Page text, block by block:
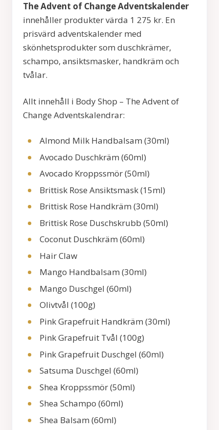
The Advent of Change Adventskalender
innehåller produkter värda 1 275 kr. En
prisvärd adventskalender med
skönhetsprodukter som duschkrämer,
schampo, ansiktsmasker, handkräm och
tvålar.
Allt innehåll i Body Shop – The Advent of
Change Adventskalendrar:
Almond Milk Handbalsam (30ml)
Avocado Duschkräm (60ml)
Avocado Kroppssmör (50ml)
Brittisk Rose Ansiktsmask (15ml)
Brittisk Rose Handkräm (30ml)
Brittisk Rose Duschskrubb (50ml)
Coconut Duschkräm (60ml)
Hair Claw
Mango Handbalsam (30ml)
Mango Duschgel (60ml)
Olivtvål (100g)
Pink Grapefruit Handkräm (30ml)
Pink Grapefruit Tvål (100g)
Pink Grapefruit Duschgel (60ml)
Satsuma Duschgel (60ml)
Shea Kroppssmör (50ml)
Shea Schampo (60ml)
Shea Balsam (60ml)